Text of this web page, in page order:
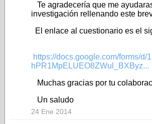
Te agradecería que me
investigación rellenando este
El enlace al cuestionario es el
https://docs.google.com/forms/d/
hPR1MpELUEO8ZWul_BXByz...
Muchas gracias por tu
Un saludo
24 Ene 2014